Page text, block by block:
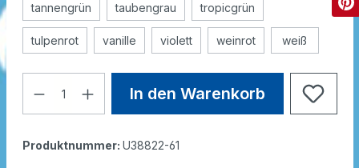
tannengrün taubengrau tropicgrün
tulpenrot vanille violett weinrot weiß
In den Warenkorb
Produktnummer: U38822-61